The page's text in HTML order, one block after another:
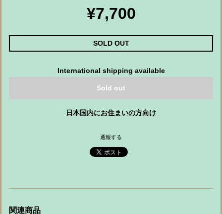
¥7,700
SOLD OUT
International shipping available
Sold out
日本国内にお住まいの方向け
通報する
関連商品